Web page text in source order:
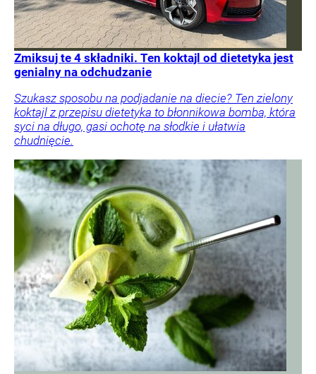
Zmiksuj te 4 składniki. Ten koktajl od dietetyka jest
genialny na odchudzanie
Szukasz sposobu na podjadanie na diecie? Ten zielony
koktajl z przepisu dietetyka to błonnikowa bomba, która
syci na długo, gasi ochotę na słodkie i ułatwia
chudnięcie.